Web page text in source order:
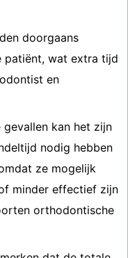
doorgaans
patiënt, wat extra tijd
en
gevallen kan het zijn
nodig hebben
ze mogelijk
minder effectief zijn
orthodontische